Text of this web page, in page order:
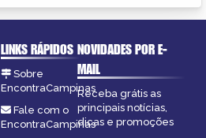
LINKS RÁPIDOS
Sobre
EncontraCampinas
Fale com o
EncontraCampinas
NOVIDADES POR E-
MAIL
Receba grátis as
principais notícias,
dicas e promoções